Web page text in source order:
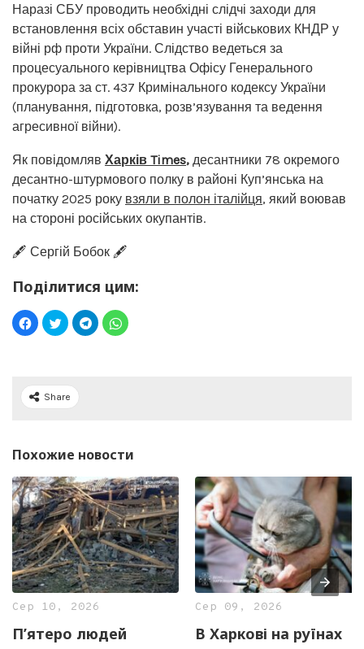
Наразі СБУ проводить необхідні слідчі заходи для
встановлення всіх обставин участі військових КНДР у
війні рф проти України. Слідство ведеться за
процесуального керівництва Офісу Генерального
прокурора за ст. 437 Кримінального кодексу України
(планування, підготовка, розв’язування та ведення
агресивної війни).
Як повідомляв Харків Times, десантники 78 окремого
десантно-штурмового полку в районі Куп’янська на
початку 2025 року взяли в полон італійця, який воював
на стороні російських окупантів.
🖋️ Сергій Бобок 🖋️
Поділитися цим:
Share
Похожие новости
Сер 10, 2026
П’ятеро людей
Сер 09, 2026
В Харкові на руїнах